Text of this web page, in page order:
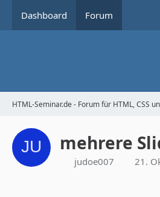
Dashboard Forum
HTML-Seminar.de - Forum für HTML, CSS
mehrere
judoe007 21.